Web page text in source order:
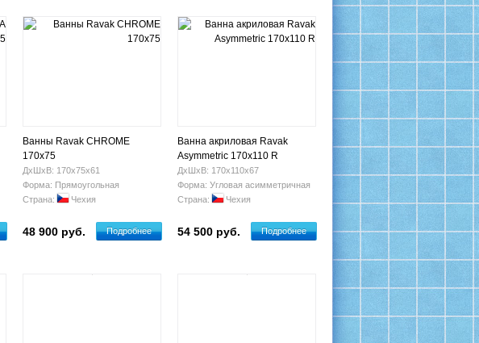
Ванны Ravak CHROME
170х75
ДхШхВ: 170х75х61
Форма: Прямоугольная
Страна:
Чехия
48 900 руб. Подробнее
Ванна акриловая Ravak
Asymmetric 170x110 R
ДхШхВ: 170х110х67
Форма: Угловая асимметричная
Страна:
Чехия
54 500 руб. Подробнее